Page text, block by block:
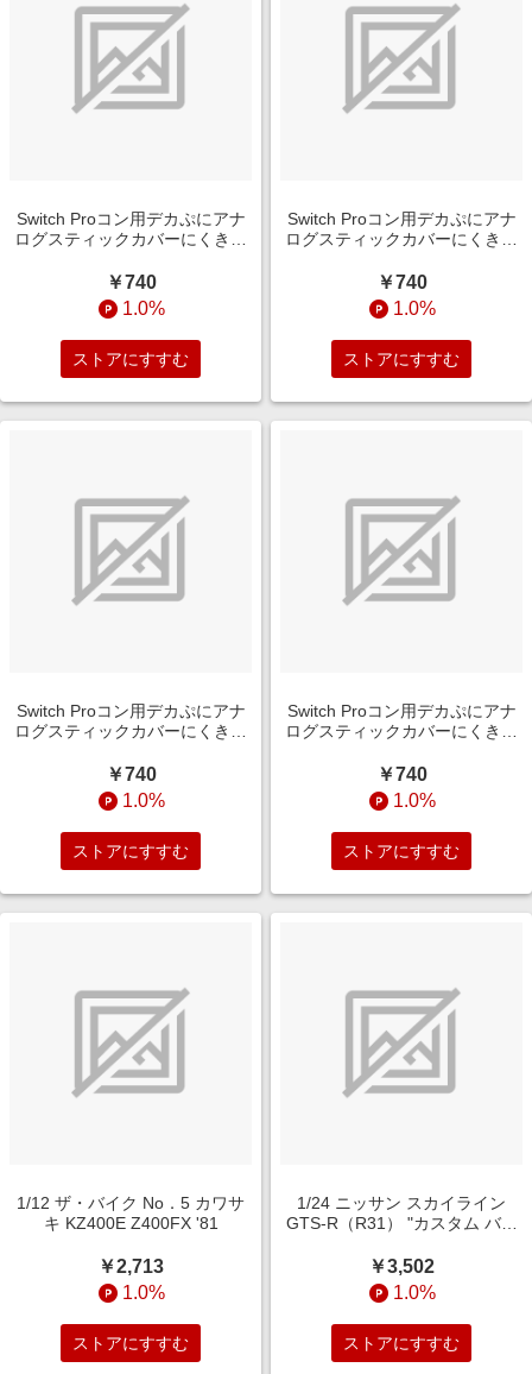
Switch Proコン用デカぷにアナ
ログスティックカバーにくきゅ
￥740
1.0%
ストアにすすむ
Switch Proコン用デカぷにアナ
ログスティックカバーにくきゅ
NSPASM
￥740
1.0%
ストアにすすむ
Switch Proコン用デカぷにアナ
ログスティックカバーにくきゅ
￥740
1.0%
ストアにすすむ
Switch Proコン用デカぷにアナ
ログスティックカバーにくきゅ
￥740
1.0%
ストアにすすむ
1/12 ザ・バイク No．5 カワサ
キ KZ400E Z400FX '81
￥2,713
1.0%
ストアにすすむ
1/24 ニッサン スカイライン
GTS-R（R31） "カスタム バー
￥3,502
1.0%
ストアにすすむ